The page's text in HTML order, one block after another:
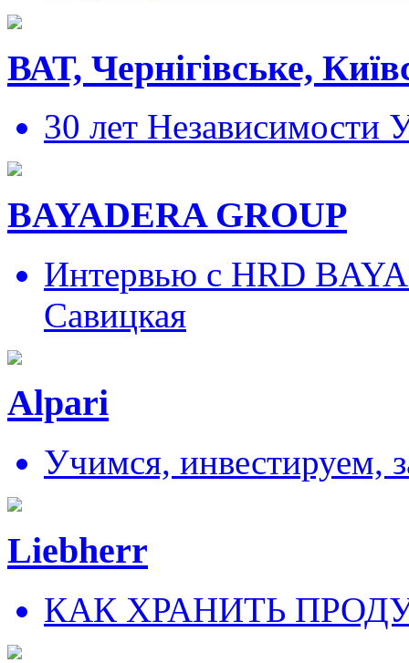
ВАТ, Чернігівське,
30 лет Независимости
BAYADERA GROUP
Интервью с HRD
Савицкая
Alpari
Учимся, инвестируем,
Liebherr
КАК ХРАНИТЬ